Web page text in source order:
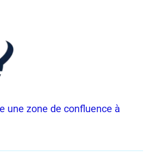
une zone de confluence à